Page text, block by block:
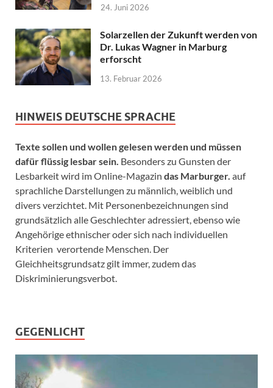
24. Juni 2026
Solarzellen der Zukunft werden von
Dr. Lukas Wagner in Marburg
erforscht
13. Februar 2026
HINWEIS DEUTSCHE SPRACHE
Texte sollen und wollen gelesen werden und müssen
dafür flüssig lesbar sein. Besonders zu Gunsten der
Lesbarkeit wird im Online-Magazin das Marburger. auf
sprachliche Darstellungen zu männlich, weiblich und
divers verzichtet. Mit Personenbezeichnungen sind
grundsätzlich alle Geschlechter adressiert, ebenso wie
Angehörige ethnischer oder sich nach individuellen
Kriterien verortende Menschen. Der
Gleichheitsgrundsatz gilt immer, zudem das
Diskriminierungsverbot.
GEGENLICHT